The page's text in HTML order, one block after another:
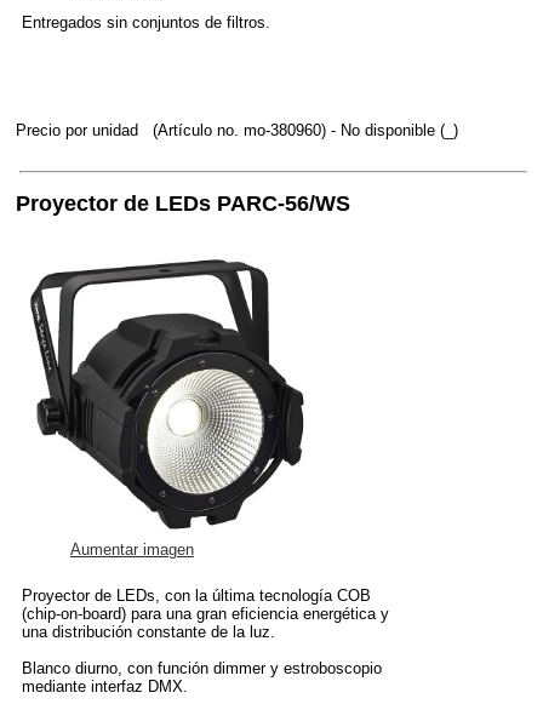
Entregados sin conjuntos de filtros.
Precio por unidad (Artículo no. mo-380960) - No disponible (_)
Proyector de LEDs PARC-56/WS
Aumentar imagen
Proyector de LEDs, con la última tecnología COB
(chip-on-board) para una gran eficiencia energética y
una distribución constante de la luz.
Blanco diurno, con función dimmer y estroboscopio
mediante interfaz DMX.